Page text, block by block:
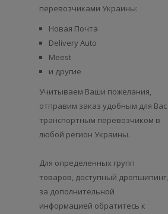
перевозчиками Украины:
Новая Почта
Delivery Auto
Meest
и другие
Учитываем Ваши пожелания,
отправим заказ удобным для Вас
транспортным перевозчиком в
любой регион Украины.
Для определенных групп
товаров, доступный дропшипинг,
за дополнительной
информацией обратитесь к